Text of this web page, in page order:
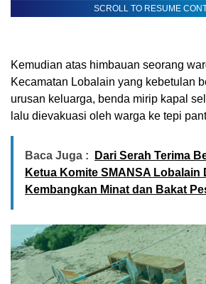
SCROLL TO RESUME
Kemudian atas himbauan seorang
Kecamatan Lobalain yang kebetulan
urusan keluarga, benda mirip kapal
lalu dievakuasi oleh warga ke tepi
Baca Juga :
Dari Serah Terima
Ketua Komite SMANSA Lobalain
Kembangkan Minat dan Bakat